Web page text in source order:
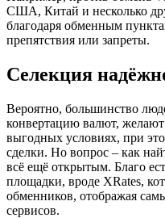
США, Китай и несколько
благодаря обменным
препятствия или запреты.
Селекция
Вероятно, большинство
конвертацию валют,
выгодных условиях, при
сделки. Но вопрос – как
всё ещё открытым. Благо
площадки, вроде XRates,
обменников, отображая
сервисов.